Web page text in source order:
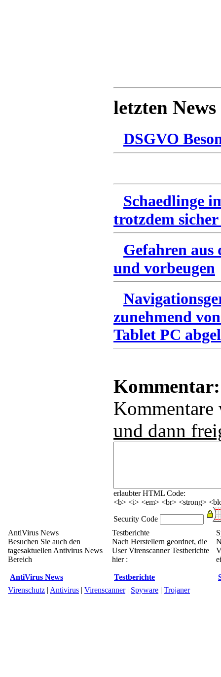
letzten News
DSGVO
Schaedlinge
trotzdem
Gefahren
und vorbeugen
zunehmend
Tablet PC
Kommentar:
und dann
erlaubter HTML Code:
<b> <i> <em> <br> <strong>
Security Code
AntiVirus News
Besuchen Sie auch den
tagesaktuellen Antivirus News
Bereich
AntiVirus News
Testberichte
Nach Herstellern geordnet, die
User Virenscanner Testberichte
hier :
Testberichte
Virenschutz | Antivirus | Virenscanner| Spyware | Trojaner